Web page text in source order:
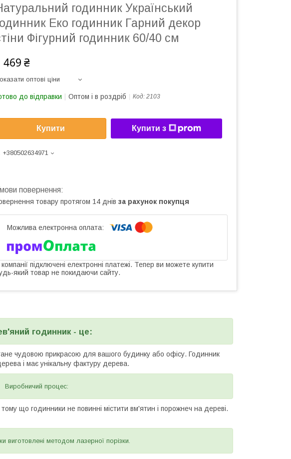
годинник Український
Еко годинник Гарний декор
Фігурний годинник 60/40 см
469 ₴
оптові ціни
до відправки Оптом і в роздріб Код: 2103
Купити Купити з
+380502634971
товару протягом 14 днів за рахунок покупця
підключені електронні платежі. Тепер ви можете купити
який товар не покидаючи сайту.
годинник - це:
чудовою прикрасою для вашого будинку або офісу. Годинник
і має унікальну фактуру дерева.
Виробничий процес:
що годинники не повинні містити вм'ятин і порожнеч на дереві.
виготовлені методом лазерної порізки.